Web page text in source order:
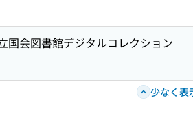
国会図書館デジタルコレクション
少なく表